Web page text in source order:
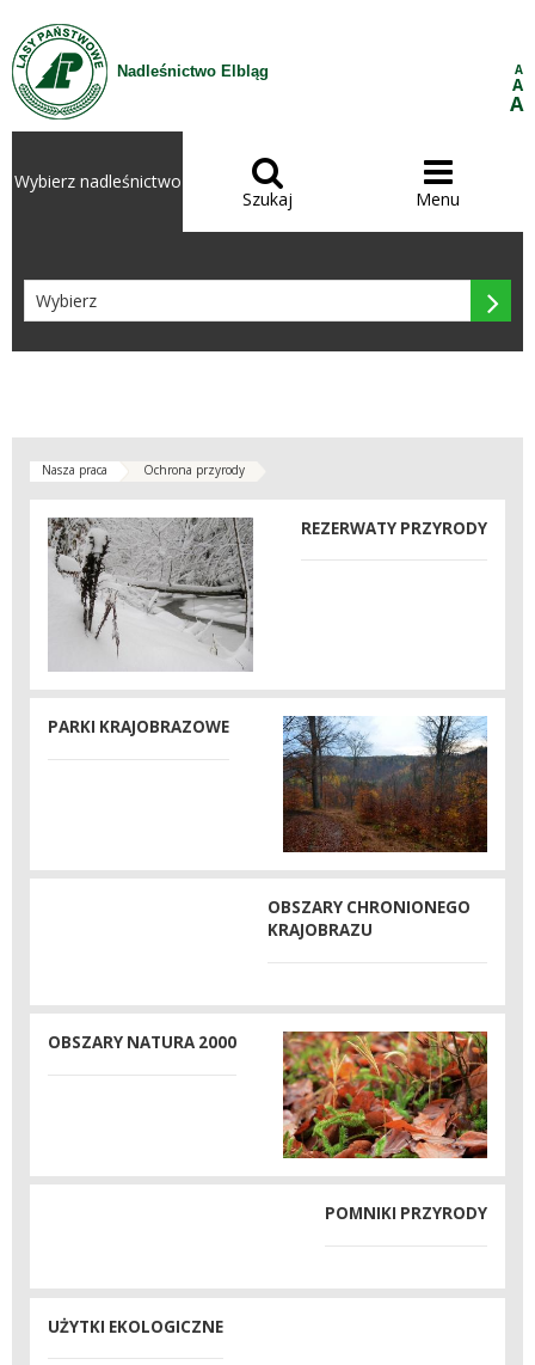
Przejdź do treści
Nadleśnictwo Elbląg A
A
A
Wybierz nadleśnictwo 
Szukaj

Menu

Nasza praca Ochrona przyrody
REZERWATY PRZYRODY
PARKI KRAJOBRAZOWE
OBSZARY CHRONIONEGO
KRAJOBRAZU
OBSZARY NATURA 2000
POMNIKI PRZYRODY
UŻYTKI EKOLOGICZNE